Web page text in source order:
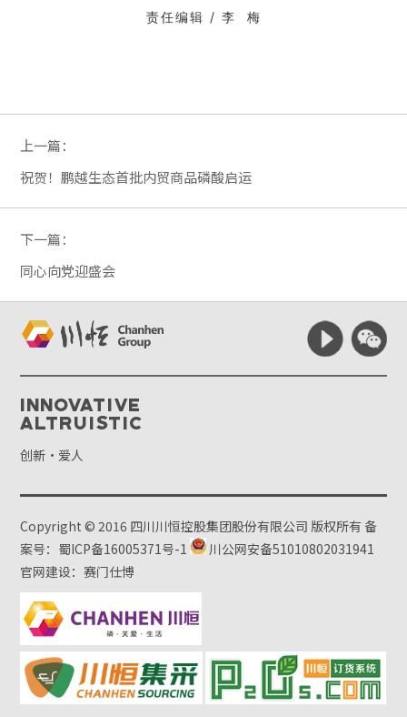
责任编辑 / 李 梅
上一篇：
祝贺！鹏越生态首批内贸商品磷酸启运
下一篇：
同心向党迎盛会
Innovative
Altruistic
创新·爱人
Copyright © 2016 四川川恒控股集团股份有限公司 版权所有备
案号：蜀ICP备16005371号-1
川公网安备51010802031941
官网建设：赛门仕博